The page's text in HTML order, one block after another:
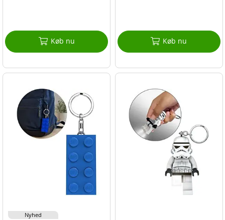
Køb nu Køb nu
Nyhed